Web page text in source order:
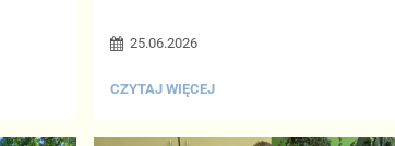
25.06.2026
"CUDOWNA
CZYTAJ WIĘCEJ